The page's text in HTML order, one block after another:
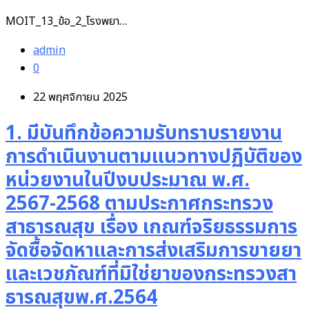
MOIT_13_ข้อ_2_โรงพยา…
admin
0
22 พฤศจิกายน 2025
1. มีบันทึกข้อความรับทราบรายงาน
การดำเนินงานตามแนวทางปฏิบัติของ
หน่วยงานในปีงบประมาณ พ.ศ.
2567-2568 ตามประกาศกระทรวง
สาธารณสุข เรื่อง เกณฑ์จริยธรรมการ
จัดซื้อจัดหาและการส่งเสริมการขายยา
และเวชภัณฑ์ที่มิใช่ยาของกระทรวงสา
ธารณสุขพ.ศ.2564